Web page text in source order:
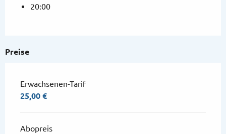
Preise
Erwachsenen-Tarif
25,00 €
Abopreis
20:00